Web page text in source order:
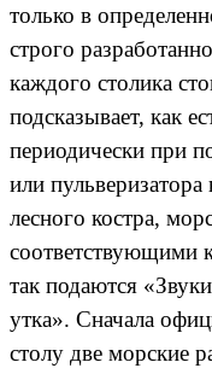
только в
строго
каждого столика
подсказывает, как
периодически при
или
лесного костра,
соответствующими
так подаются
утка». Сначала
столу две морские